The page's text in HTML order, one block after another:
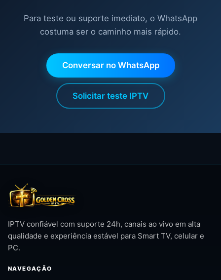
Para teste ou suporte imediato, o WhatsApp
costuma ser o caminho mais rápido.
Conversar no WhatsApp
Solicitar teste IPTV
IPTV confiável com suporte 24h, canais ao vivo em alta
qualidade e experiência estável para Smart TV, celular e
PC.
NAVEGAÇÃO